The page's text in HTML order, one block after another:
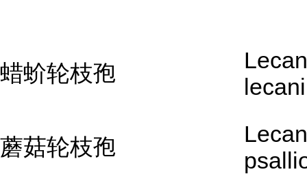
蜡蚧轮枝孢
蘑菇轮枝孢